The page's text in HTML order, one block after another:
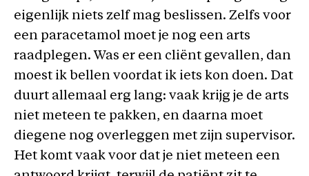
eigenlijk niets zelf mag beslissen. Zelfs voor
een paracetamol moet je nog een arts
raadplegen. Was er een cliënt gevallen, dan
moest ik bellen voordat ik iets kon doen. Dat
duurt allemaal erg lang: vaak krijg je de arts
niet meteen te pakken, en daarna moet
diegene nog overleggen met zijn supervisor.
Het komt vaak voor dat je niet meteen een